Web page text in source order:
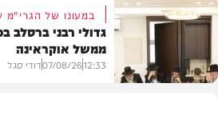
במעונו של
גדולי רבני ברסלב
ממשל אוקראינה
12:33
07/08/26דודי סגל